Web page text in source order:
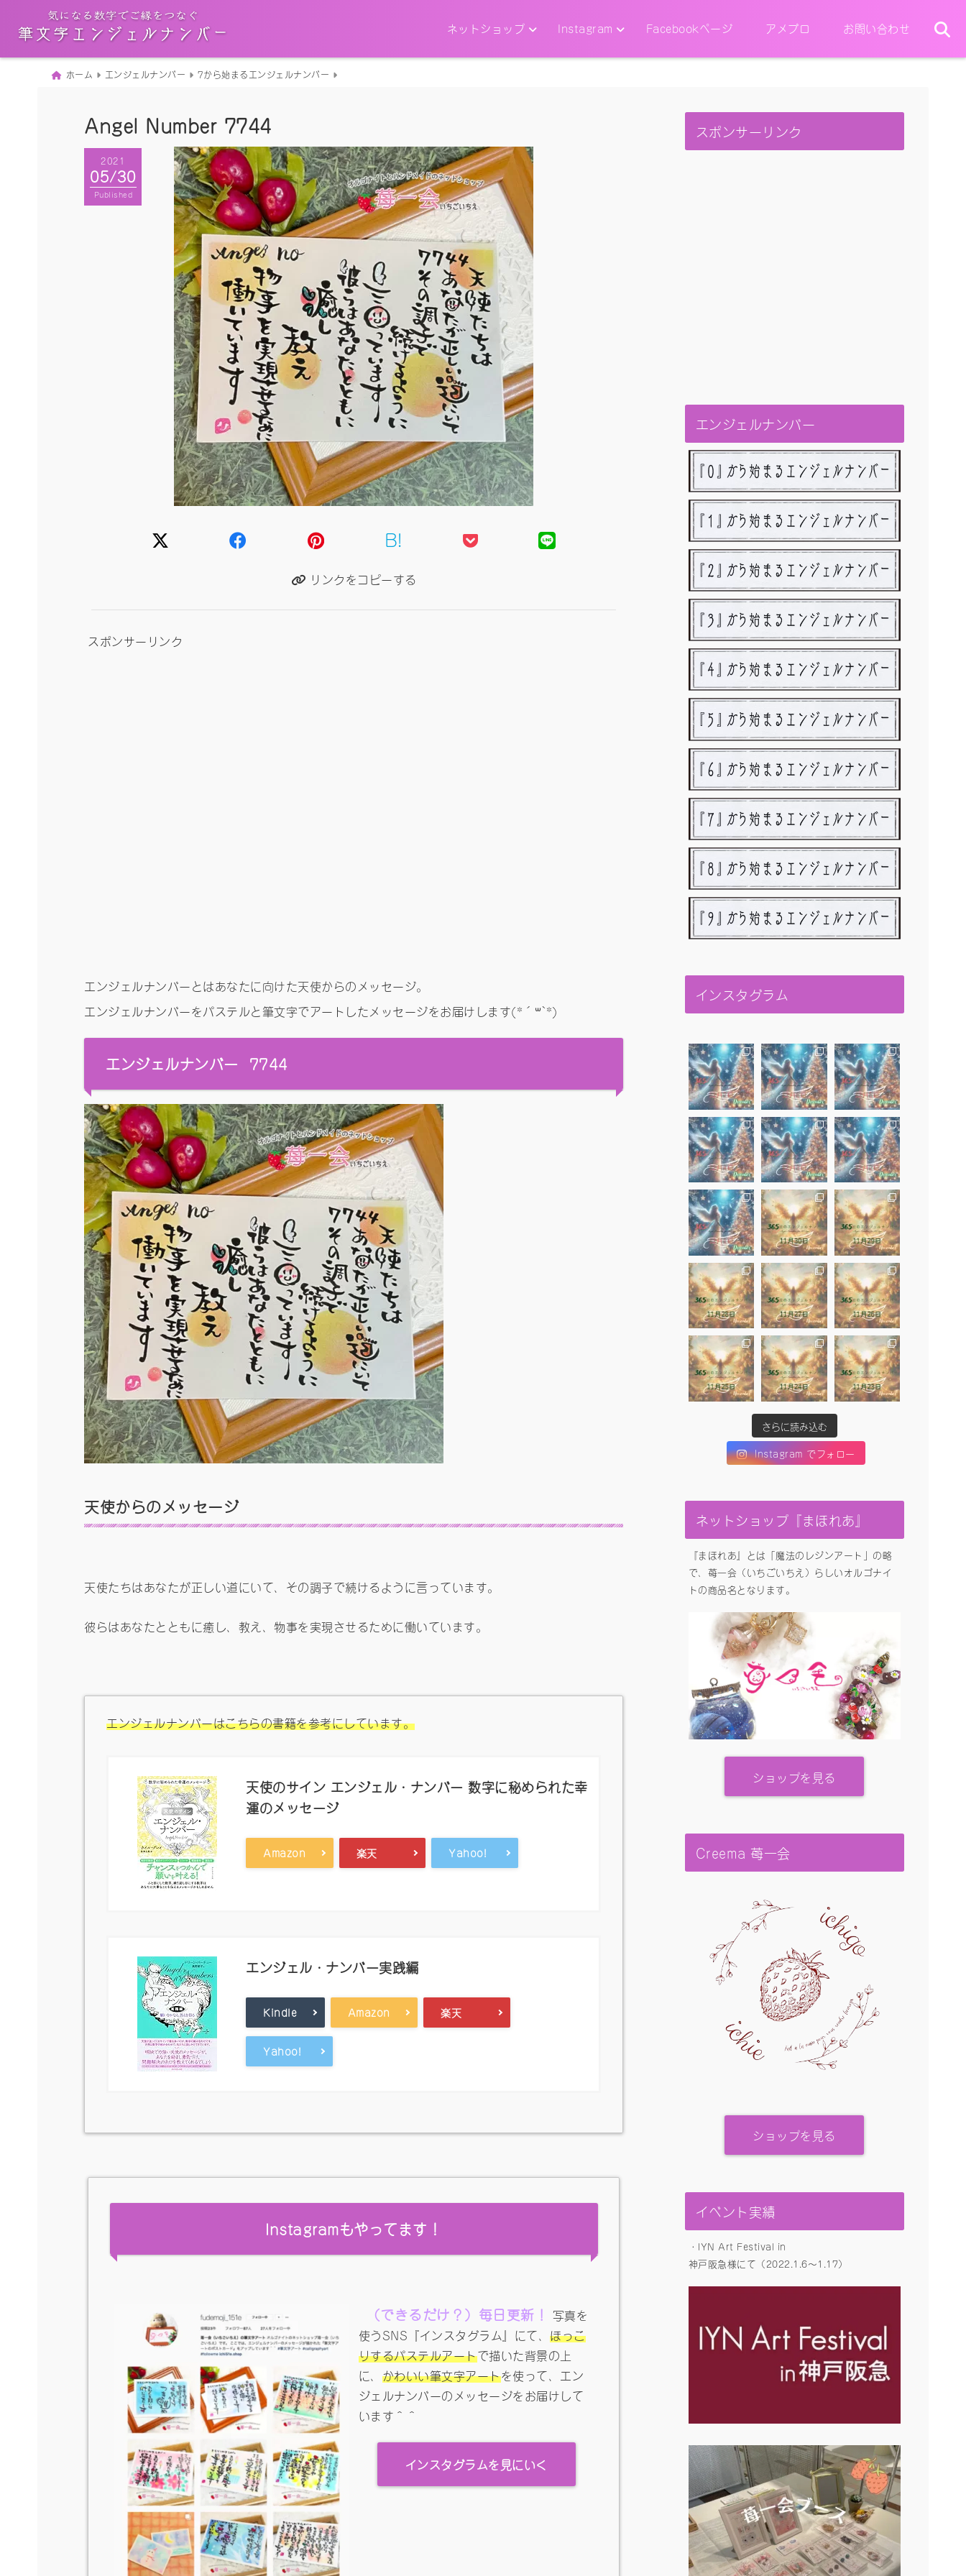
ネットショップ Instagram Facebookページ アメブロ お問い合わせ
ホーム エンジェルナンバー 7から始まるエンジェルナンバー
Angel Number 7744
2021
05/30
Published
B!
リンクをコピーする
スポンサーリンク
エンジェルナンバーとはあなたに向けた天使からのメッセージ。
エンジェルナンバーをパステルと筆文字でアートしたメッセージをお届けします(*´꒳`*)
エンジェルナンバー 7744
天使からのメッセージ
天使たちはあなたが正しい道にいて、その調子で続けるように言っています。
彼らはあなたとともに癒し、教え、物事を実現させるために働いています。
エンジェルナンバーはこちらの書籍を参考にしています。
天使のサイン エンジェル・ナンバー 数字に秘められた幸
運のメッセージ
Amazon 楽天 Yahoo!
エンジェル・ナンバー実践編
Kindle Amazon 楽天
Yahoo!
Instagramもやってます！
（できるだけ？）毎日更新！
写真を
使うSNS『インスタグラム』にて、ほっこ
りするパステルアートで描いた背景の上
に、 かわいい筆文字アートを使って、エン
ジェルナンバーのメッセージをお届けして
います＾＾
インスタグラムを見にいく
スポンサーリンク
エンジェルナンバー
インスタグラム
さらに読み込む
Instagram でフォロー
ネットショップ『まほれあ』
『まほれあ』とは「魔法のレジンアート」の略
で、苺一会（いちごいちえ）らしいオルゴナイ
トの商品名となります。
ショップを見る
Creema 苺一会
ショップを見る
イベント実績
・IYN Art Festival in
神戸阪急様にて（2022.1.6〜1.17）